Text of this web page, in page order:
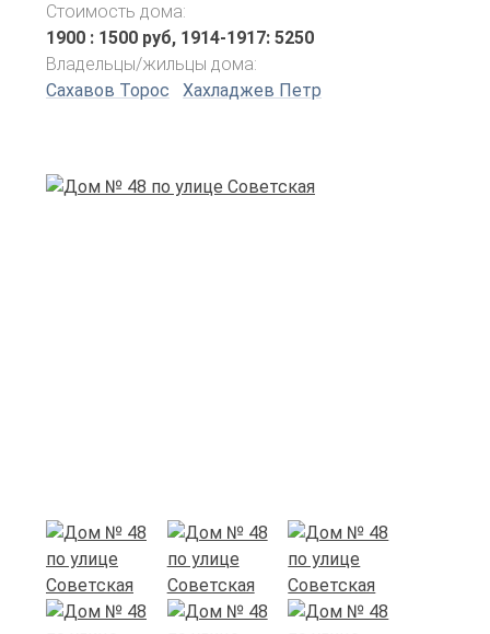
Стоимость дома:
1900 : 1500 руб, 1914-1917: 5250
Владельцы/жильцы дома:
Сахавов Торос
Хахладжев Петр